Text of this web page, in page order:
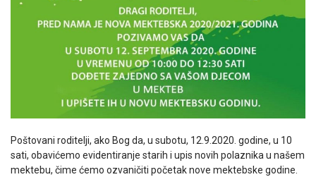
Poštovani roditelji, ako Bog da, u subotu, 12.9.2020. godine, u 10
sati, obavićemo evidentiranje starih i upis novih polaznika u našem
mektebu, čime ćemo ozvaničiti početak nove mektebske godine.